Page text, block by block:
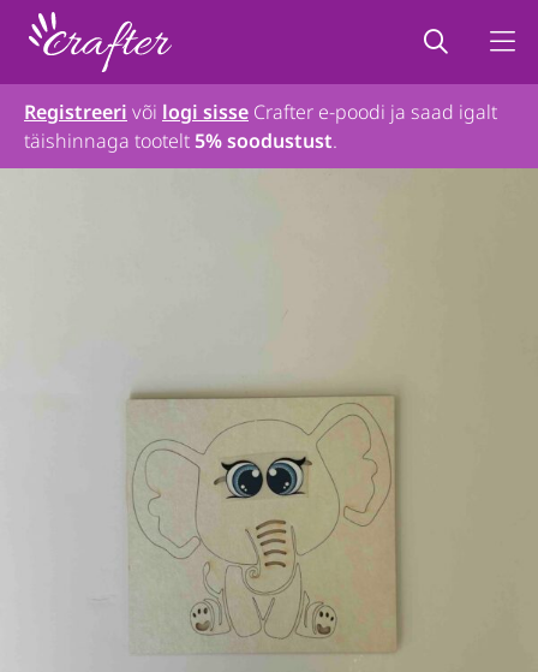
Registreeri või logi sisse Crafter e-poodi ja saad igalt
täishinnaga tootelt5% soodustust.